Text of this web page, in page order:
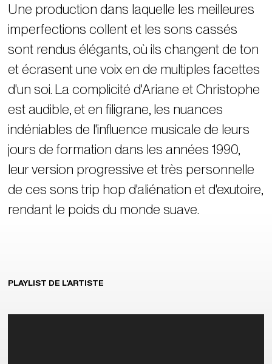
Une production dans laquelle les meilleures
imperfections collent et les sons cassés
sont rendus élégants, où ils changent de ton
et écrasent une voix en de multiples facettes
d'un soi. La complicité d'Ariane et Christophe
est audible, et en filigrane, les nuances
indéniables de l'influence musicale de leurs
jours de formation dans les années 1990,
leur version progressive et très personnelle
de ces sonstrip hop d'aliénation et d'exutoire,
rendant le poids du monde suave.
PLAYLIST DE L'ARTISTE